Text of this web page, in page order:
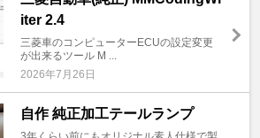
iter 2.4
三菱車のコンピューターECUの設定変更
が出来るツール M ...
2026年7月26日
自作 純正加工テールランプ